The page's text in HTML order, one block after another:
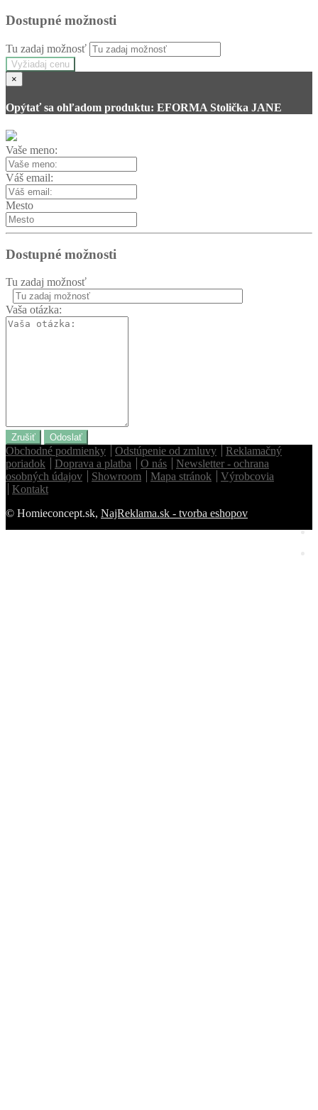
Dostupné možnosti
Tu zadaj možnosť
Vyžiadaj cenu
×
Opýtať sa ohľadom produktu: EFORMA Stolička JANE
Vaše meno:
Váš email:
Mesto
Dostupné možnosti
Tu zadaj možnosť
Vaša otázka:
Zrušiť Odoslať
Obchodné podmienky Odstúpenie od zmluvy
Reklamačný
poriadok
Doprava a platba O nás
Newsletter - ochrana
osobných údajov
Showroom Mapa stránok
Výrobcovia
Kontakt
© Homieconcept.sk, NajReklama.sk - tvorba eshopov